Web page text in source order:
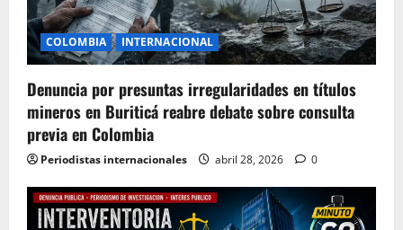
COLOMBIA INTERNACIONAL
Denuncia por presuntas irregularidades en títulos
mineros en Buriticá reabre debate sobre consulta
previa en Colombia
Periodistas internacionales abril 28, 2026 0